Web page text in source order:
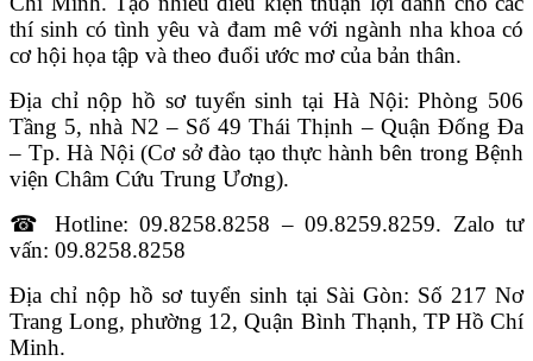
thí sinh có tình yêu và đam mê với ngành nha khoa có
cơ hội họa tập và theo đuổi ước mơ của bản thân.
Địa chỉ nộp hồ sơ tuyển sinh tại Hà Nội: Phòng 506
Tầng 5, nhà N2 – Số 49 Thái Thịnh – Quận Đống Đa
– Tp. Hà Nội (Cơ sở đào tạo thực hành bên trong Bệnh
viện Châm Cứu Trung Ương).
☎ Hotline: 09.8258.8258 – 09.8259.8259. Zalo tư
vấn: 09.8258.8258
Địa chỉ nộp hồ sơ tuyển sinh tại Sài Gòn: Số 217 Nơ
Trang Long, phường 12, Quận Bình Thạnh, TP Hồ Chí
Minh.